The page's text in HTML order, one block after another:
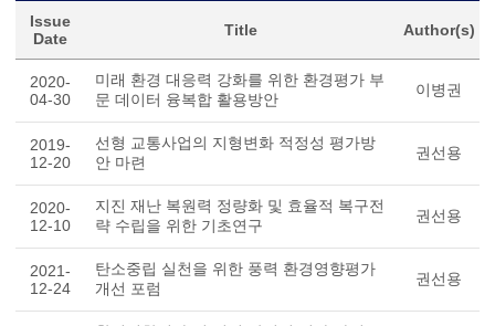
Issue
Date
Title Author(s)
2020-
04-30
미래 환경 대응력 강화를 위한 환경평가 부
문 데이터 융복합 활용방안
이병권
2019-
12-20
선형 교통사업의 지형변화 적정성 평가방
안 마련
권선용
2020-
12-10
지진 재난 복원력 정량화 및 효율적 복구전
략 수립을 위한 기초연구
권선용
2021-
12-24
탄소중립 실천을 위한 풍력 환경영향평가
개선 포럼
권선용